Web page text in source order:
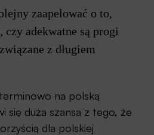
zaapelować o to,
czy adekwatne są progi
z długiem
na polską
się duża szansa z tego, że
dla polskiej